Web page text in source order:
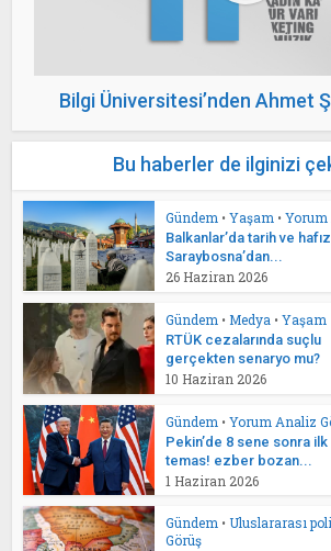
Bilgi Üniversitesi’nden Ahmet
Bu haberler de ilginizi
Gündem • Yaşam • Yorum
Balkanlar’da tarih ve
Saraybosna’dan...
26 Haziran 2026
Gündem • Medya • Yaşam
RTÜK cezalarında suçlu
gerçekten senaryo mu?
10 Haziran 2026
Gündem • Yorum Analiz
Pekin’de 8 sene sonra ilk
temas! ezber bozan...
1 Haziran 2026
Gündem • Uluslararası
Görüş